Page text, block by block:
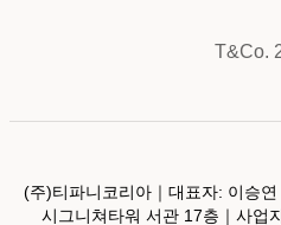
T&Co.
(주)티파니코리아｜대표자: 이승
시그니쳐타워 서관 17층｜사업